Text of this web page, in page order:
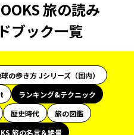
旅の読み
ブック一覧
の歩き方 Jシリーズ（国内）
ランキング&テクニック
歴史時代
旅の図鑑
旅の名言＆絶景